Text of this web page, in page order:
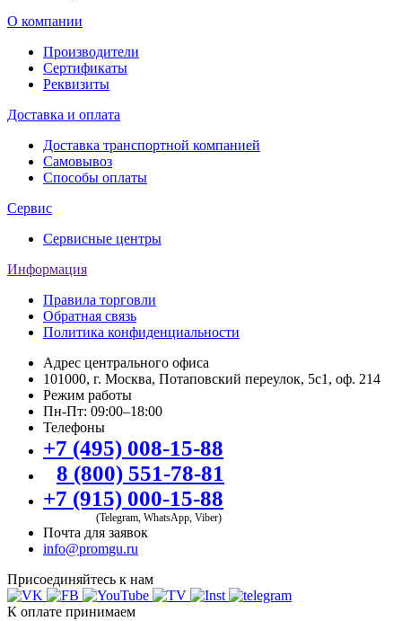
О компании
Производители
Сертификаты
Реквизиты
Доставка и оплата
Доставка транспортной компанией
Самовывоз
Способы оплаты
Сервис
Сервисные центры
Информация
Правила торговли
Обратная связь
Политика конфиденциальности
Адрес центрального офиса
101000, г. Москва, Потаповский переулок, 5с1, оф. 214
Режим работы
Пн-Пт: 09:00–18:00
Телефоны
+7 (495) 008-15-88
8 (800) 551-78-81
+7 (915) 000-15-88
(Telegram, WhatsApp, Viber)
Почта для заявок
info@promgu.ru
Присоединяйтесь к нам
К оплате принимаем